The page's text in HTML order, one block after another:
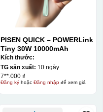
PISEN QUICK – POWERLink
Tiny 30W 10000mAh
Kích thước:
TG sản xuất: 10 ngày
7**.000 ₫
Đăng kýhoặc Đăng nhậpđể xem giá